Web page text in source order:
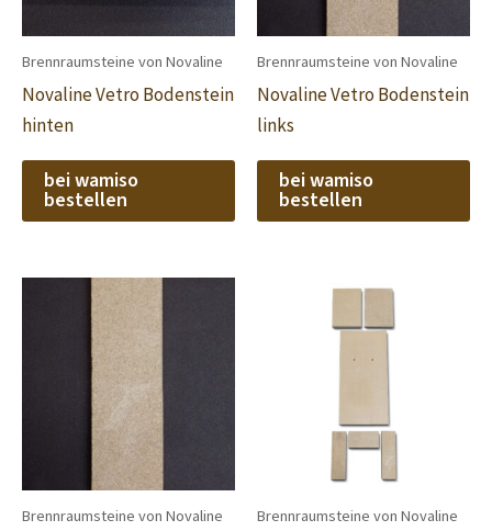
Brennraumsteine von Novaline
Novaline Vetro Bodenstein
hinten
bei wamiso
bestellen
Brennraumsteine von Novaline
Novaline Vetro Bodenstein
links
bei wamiso
bestellen
Brennraumsteine von Novaline Brennraumsteine von Novaline